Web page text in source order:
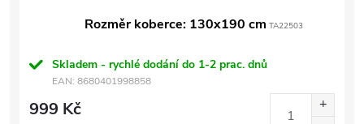
Rozměr koberce: 130x190 cm TA22503
Skladem - rychlé dodání do 1-2 prac. dnů
EAN: 8680401998858
999 Kč